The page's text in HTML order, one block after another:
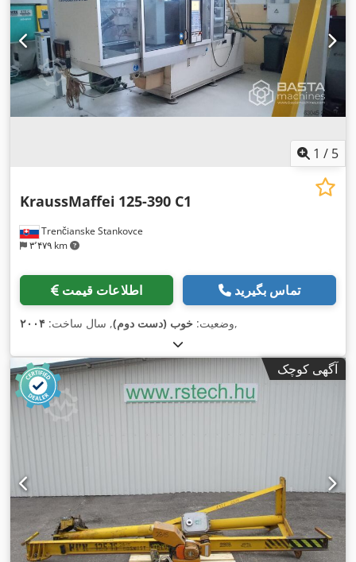
1 / 5
Trenčianske Stankovce
۳٬۴۷۹ km
KraussMaffei 125-390 C1
اطلاعات قیمت تماس بگیرید
وضعیت: خوب (دست دوم), سال ساخت: ۲۰۰۴ ,
آگهی کوچک